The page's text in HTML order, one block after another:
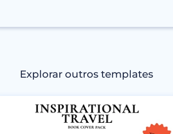
Explorar outros templates